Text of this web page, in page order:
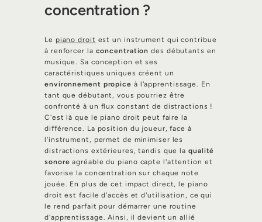
concentration ?
Le piano droit est un instrument qui contribue
à renforcer la concentration des débutants en
musique. Sa conception et ses
caractéristiques uniques créent un
environnement propice à l'apprentissage. En
tant que débutant, vous pourriez être
confronté à un flux constant de distractions !
C'est là que le piano droit peut faire la
différence. La position du joueur, face à
l'instrument, permet de minimiser les
distractions extérieures, tandis que la qualité
sonore agréable du piano capte l'attention et
favorise la concentration sur chaque note
jouée. En plus de cet impact direct, le piano
droit est facile d'accès et d'utilisation, ce qui
le rend parfait pour démarrer une routine
d'apprentissage. Ainsi, il devient un allié